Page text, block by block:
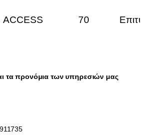
ACCESS 70
τα προνόμια των υπηρεσιών μας